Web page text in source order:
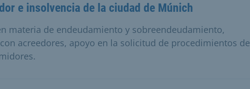
e insolvencia de la ciudad de Múnich
materia de endeudamiento y sobreendeudamiento,
acreedores, apoyo en la solicitud de procedimientos de